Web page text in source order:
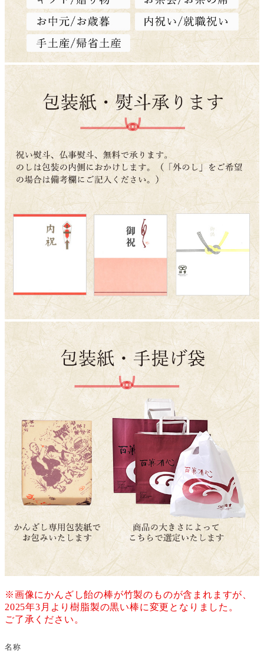
※画像にかんざし飴の棒が竹製のものが含まれますが、
2025年3月より樹脂製の黒い棒に変更となりました。
ご了承ください。
名称